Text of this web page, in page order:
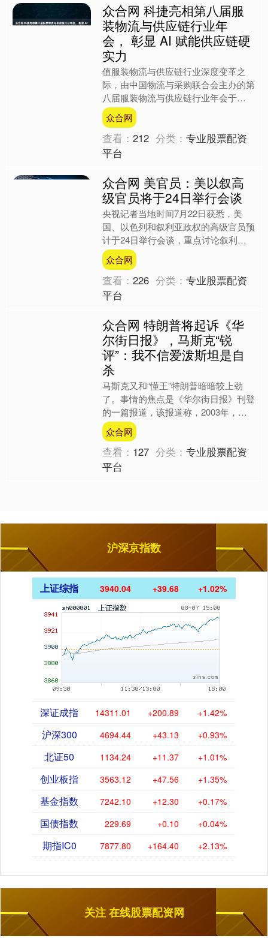
众合网 科捷亮相第八届服
装物流与供应链行业年
会， 彰显 AI 赋能供应链硬
实力
值服装物流与供应链行业深度变革之
际，由中国物流与采购联合会主办的第
八届服装物流与供应链行业年会于
2025年7月24日在上海盛大召开。本届
年会汇集行业精英，聚焦前....
众合网
查看：212 分类：专业股票配资
平台
众合网 美官员：美以叙高
级官员将于24日举行会谈
央视记者当地时间7月22日获悉，美
国、以色列和叙利亚政权的高级官员预
计于24日举行会谈，重点讨论叙利亚
南部的安全安排，并加强以色列和叙利
亚之间的协调与沟通，以防....
众合网
查看：226 分类：专业股票配资
平台
众合网 特朗普将起诉《华
尔街日报》，马斯克“锐
评”：我不信爱泼斯坦是自
杀
马斯克又和“懂王”特朗普暗暗较上劲
了。事情的焦点是《华尔街日报》刊登
的一篇报道，该报道称，2003年，爱
泼斯坦50岁生日时，收到的贺信中有
一封带有特朗普签名。 ....
众合网
查看： 127 分类：专业股票配资
平台
沪深京指数
上证综指 3940.04 +39.68 +1.02%
深证成指 14311.01 +200.89 +1.42%
沪深300 4694.44 +43.13 +0.93%
北证50 1134.24 +11.37 +1.01%
创业板指 3563.12 +47.56 +1.35%
基金指数 7242.10 +12.30 +0.17%
国债指数 229.69 +0.10 +0.04%
期指IC0 7877.80 +164.40 +2.13%
关注 在线股票配资网